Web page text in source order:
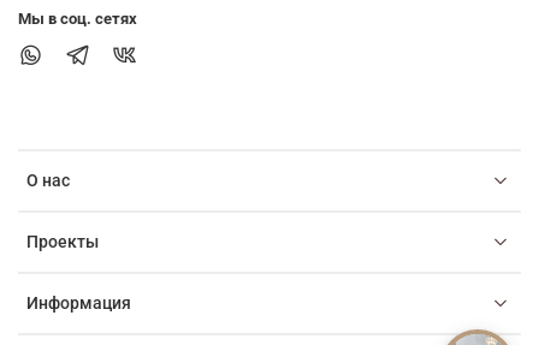
О нас
Проекты
Информация
Мы в соц. сетях